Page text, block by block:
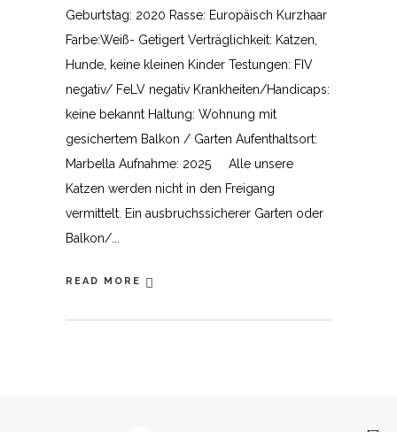
Geburtstag: 2020 Rasse: Europäisch Kurzhaar
Farbe:Weiß- Getigert Verträglichkeit: Katzen,
Hunde, keine kleinen Kinder Testungen: FIV
negativ/ FeLV negativ Krankheiten/Handicaps:
keine bekannt Haltung: Wohnung mit
gesichertem Balkon / Garten Aufenthaltsort:
Marbella Aufnahme: 2025 Alle unsere
Katzen werden nicht in den Freigang
vermittelt. Ein ausbruchssicherer Garten oder
Balkon/
READ MORE